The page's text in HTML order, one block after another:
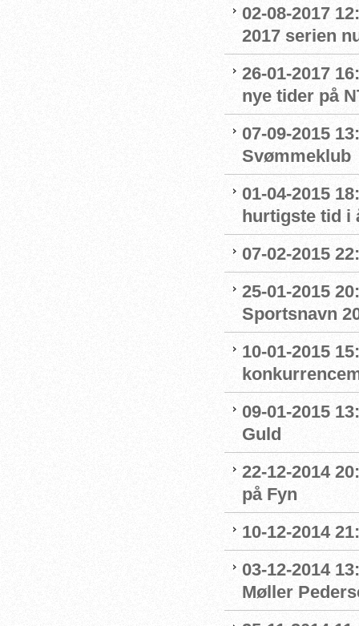
02-08-2017
2017 serien
26-01-2017
nye tider på
07-09-2015
Svømmeklub
01-04-2015
hurtigste tid i
07-02-2015
25-01-2015
Sportsnavn
10-01-2015
09-01-2015
Guld
22-12-2014
på Fyn
10-12-2014
03-12-2014
Møller